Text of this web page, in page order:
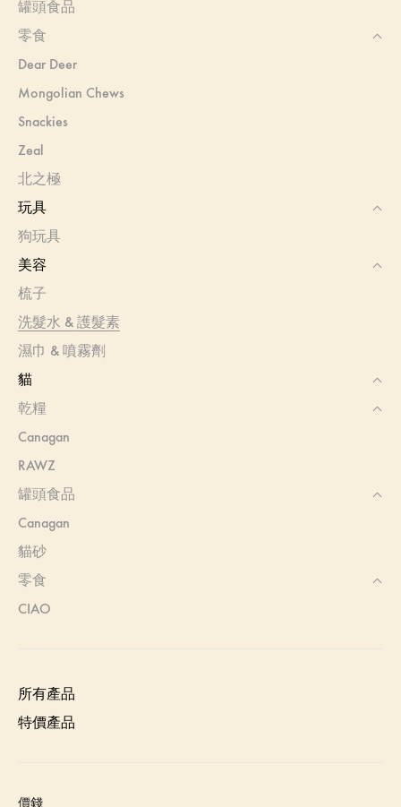
罐頭食品
零食
Dear Deer
Mongolian Chews
Snackies
Zeal
北之極
玩具
狗玩具
美容
梳子
洗髮水 & 護髮素
濕巾 & 噴霧劑
貓
乾糧
Canagan
RAWZ
罐頭食品
Canagan
貓砂
零食
CIAO
所有產品
特價產品
價錢